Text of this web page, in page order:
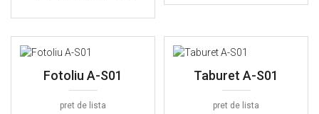
Fotoliu A-S01
pret de lista
Taburet A-S01
pret de lista